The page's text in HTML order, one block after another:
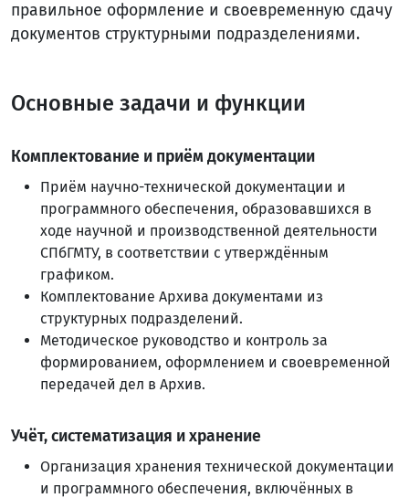
правильное оформление и своевременную сдачу
документов структурными подразделениями.
Основные задачи и функции
Комплектование и приём документации
Приём научно-технической документации и
программного обеспечения, образовавшихся в
ходе научной и производственной деятельности
СПбГМТУ, в соответствии с утверждённым
графиком.
Комплектование Архива документами из
структурных подразделений.
Методическое руководство и контроль за
формированием, оформлением и своевременной
передачей дел в Архив.
Учёт, систематизация и хранение
Организация хранения технической документации
и программного обеспечения, включённых в